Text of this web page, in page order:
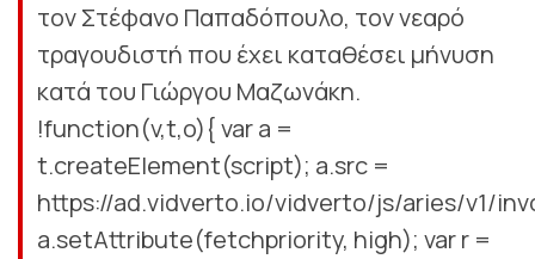
τον Στέφανο Παπαδόπουλο, τον νεαρό
τραγουδιστή που έχει καταθέσει μήνυση
κατά του Γιώργου Μαζωνάκη.
!function(v,t,o){ var a =
t.createElement(script); a.src =
https://ad.vidverto.io/vidverto/js/aries/v1/
a.setAttribute(fetchpriority, high); var r =